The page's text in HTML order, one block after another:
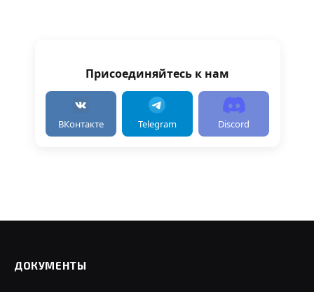
Присоединяйтесь к нам
ВКонтакте Telegram Discord
ДОКУМЕНТЫ